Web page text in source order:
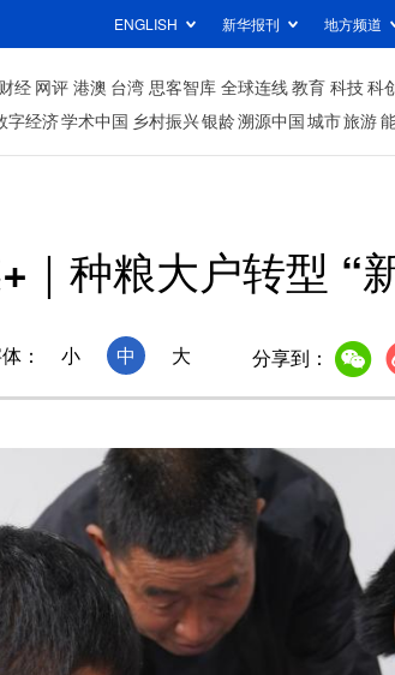
ENGLISH 新华报刊 地方频道
财经 网评 港澳 台湾 思客智库 全球连线教育 科技科
字经济学术中国 乡村振兴银龄溯源中国城市旅游
｜种粮大户转型 “
： 小 中 大 分享到：